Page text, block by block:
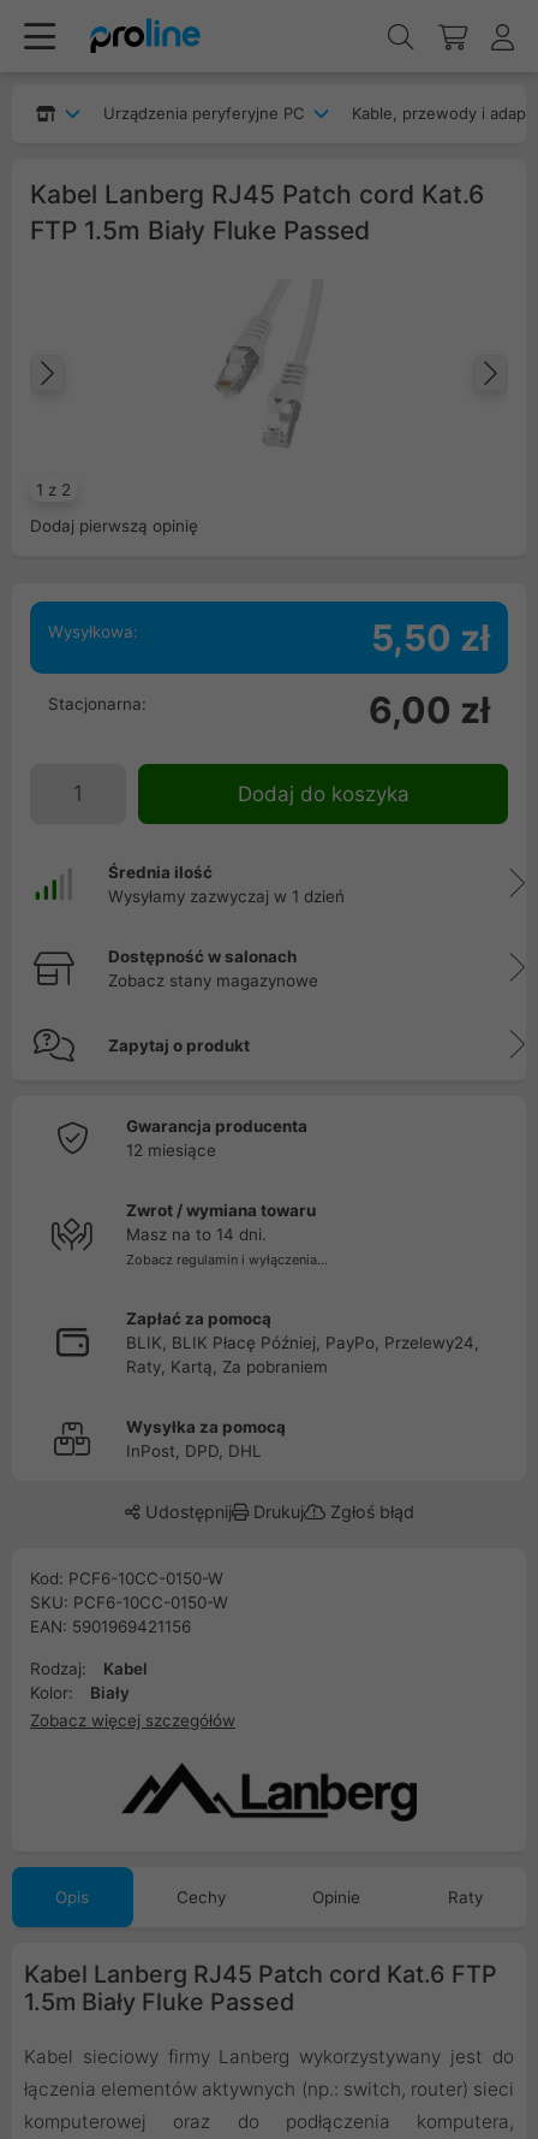
Urządzenia peryferyjne PC Kable, przewody i
Kabel Lanberg RJ45 Patch cord Kat.6
FTP 1.5m Biały Fluke Passed
1 z 2
Poprzedni
Dodaj pierwszą opinię
Wysyłkowa: 5,50 zł
Stacjonarna: 6,00 zł
Dodaj do koszyka
Średnia ilość
Wysyłamy zazwyczaj w 1 dzień
Dostępność w salonach
Zobacz stany magazynowe
Zapytaj o produkt
Gwarancja producenta
12 miesiące
Zwrot / wymiana towaru
Masz na to 14 dni.
Zobacz regulamin i wyłączenia...
Zapłać za pomocą
BLIK, BLIK Płacę Później, PayPo, Przelewy24,
Raty, Kartą, Za pobraniem
Wysyłka za pomocą
InPost, DPD, DHL
Udostępnij Drukuj Zgłoś błąd
Kod: PCF6-10CC-0150-W
SKU: PCF6-10CC-0150-W
EAN: 5901969421156
Rodzaj:
Kabel
Kolor:
Biały
Zobacz więcej szczegółów
Opis Cechy Opinie Raty
Kabel Lanberg RJ45 Patch cord Kat.6 FTP
1.5m Biały Fluke Passed
Kabel sieciowy firmy Lanberg wykorzystywany jest do
łączenia elementów aktywnych (np.: switch, router) sieci
komputerowej oraz do podłączenia komputera,